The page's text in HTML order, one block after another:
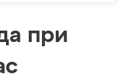
при